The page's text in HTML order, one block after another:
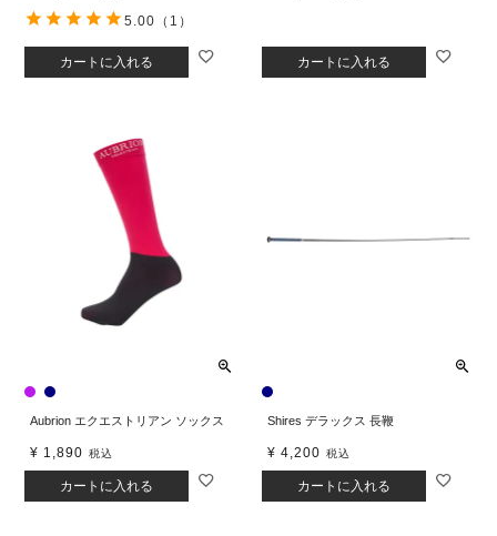
カートに入れる
5.00 （1）
カートに入れる
Aubrion エクエストリアン ソックス
¥ 1,890 税込
カートに入れる
Shires デラックス 長鞭
¥ 4,200 税込
カートに入れる